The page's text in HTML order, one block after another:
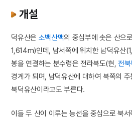
개설
덕유산은 소백산맥의 중심부에 솟은 산으
1,614m)인데, 남서쪽에 위치한 남덕유산
봉을 연결하는 분수령은 전라북도(현,전북
경계가 되며, 남덕유산에 대하여 북쪽의 주
북덕유산이라고도 부른다.
이들 두 산이 이루는 능선을 중심으로 북서